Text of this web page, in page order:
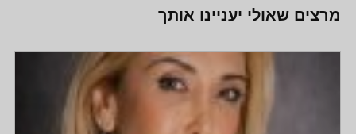
מרצים שאולי יעניינו אותך